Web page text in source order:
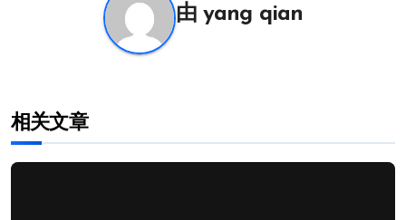
由yang qian
相关文章